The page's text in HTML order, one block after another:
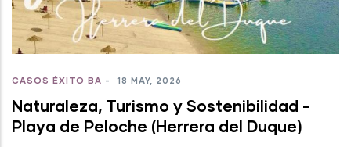
CASOS ÉXITO BA - 18 MAY, 2026
Naturaleza, Turismo y Sostenibilidad -
Playa de Peloche (Herrera del Duque)